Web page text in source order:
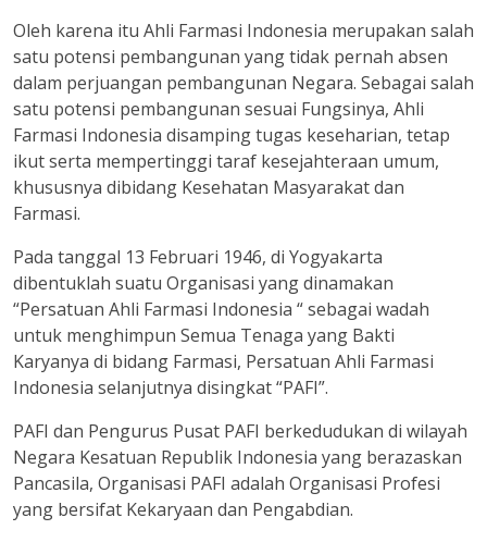
Oleh karena itu Ahli Farmasi Indonesia merupakan salah
satu potensi pembangunan yang tidak pernah absen
dalam perjuangan pembangunan Negara. Sebagai salah
satu potensi pembangunan sesuai Fungsinya, Ahli
Farmasi Indonesia disamping tugas keseharian, tetap
ikut serta mempertinggi taraf kesejahteraan umum,
khususnya dibidang Kesehatan Masyarakat dan
Farmasi.
Pada tanggal 13 Februari 1946, di Yogyakarta
dibentuklah suatu Organisasi yang dinamakan
“Persatuan Ahli Farmasi Indonesia “ sebagai wadah
untuk menghimpun Semua Tenaga yang Bakti
Karyanya di bidang Farmasi, Persatuan Ahli Farmasi
Indonesia selanjutnya disingkat “PAFI”.
PAFI dan Pengurus Pusat PAFI berkedudukan di wilayah
Negara Kesatuan Republik Indonesia yang berazaskan
Pancasila, Organisasi PAFI adalah Organisasi Profesi
yang bersifat Kekaryaan dan Pengabdian.